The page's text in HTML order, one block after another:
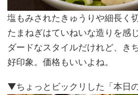
塩もみされたきゅうりや細長く
たまねぎはていねいな造りを感
ダードなスタイルだけれど、き
好印象。価格もいいよね。
▼ちょっとビックリした「本日